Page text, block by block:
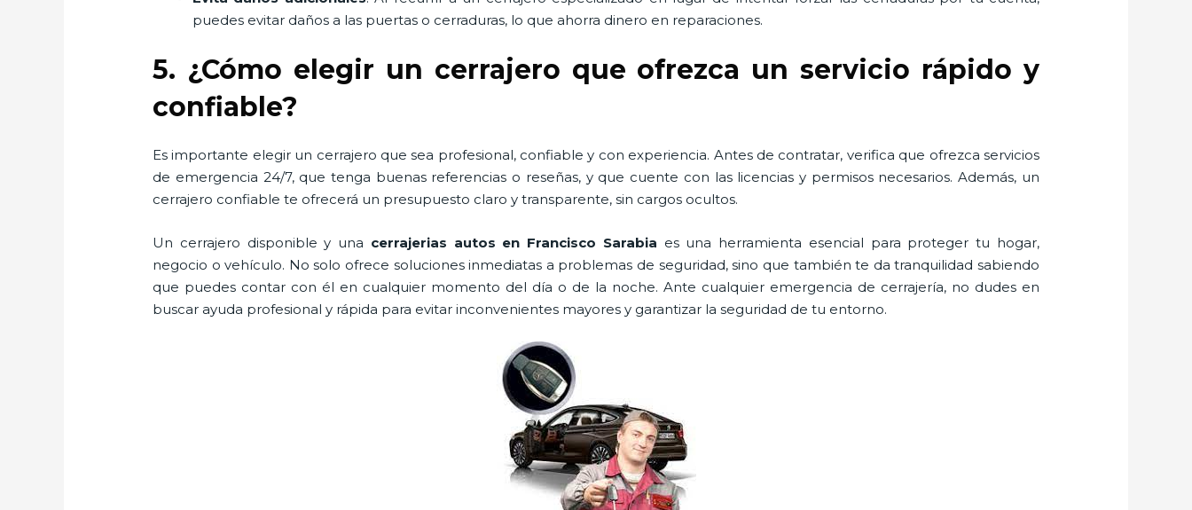
puedes evitar daños a las puertas o cerraduras, lo que ahorra dinero en reparaciones.
5. ¿Cómo elegir un cerrajero que ofrezca un servicio rápido y
confiable?
Es importante elegir un cerrajero que sea profesional, confiable y con experiencia. Antes de contratar, verifica que ofrezca servicios
de emergencia 24/7, que tenga buenas referencias o reseñas, y que cuente con las licencias y permisos necesarios. Además, un
cerrajero confiable te ofrecerá un presupuesto claro y transparente, sin cargos ocultos.
Un cerrajero disponible y una cerrajerias autos en Francisco Sarabia es una herramienta esencial para proteger tu hogar,
negocio o vehículo. No solo ofrece soluciones inmediatas a problemas de seguridad, sino que también te da tranquilidad sabiendo
que puedes contar con él en cualquier momento del día o de la noche. Ante cualquier emergencia de cerrajería, no dudes en
buscar ayuda profesional y rápida para evitar inconvenientes mayores y garantizar la seguridad de tu entorno.